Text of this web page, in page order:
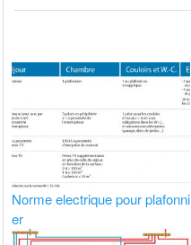
Norme electrique pour plafonni
er